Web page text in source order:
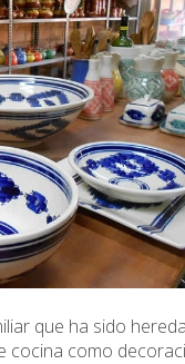
que ha sido
cocina como